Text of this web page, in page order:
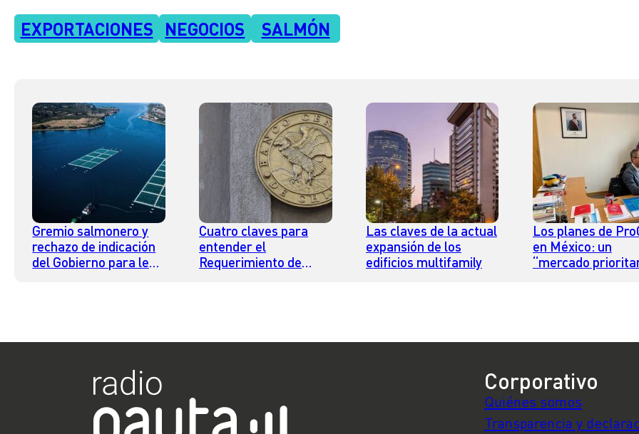
EXPORTACIONES NEGOCIOS SALMÓN
Gremio salmonero y
rechazo de indicación
del Gobierno para ley
Cuatro claves para
entender el
Requerimiento de
Las claves de la actual
expansión de los
edificios multifamily
Los planes de
en México: un
“mercado
Corporativo
Quiénes somos
Transparencia y